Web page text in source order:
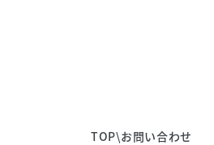
TOP\お問い合わせ